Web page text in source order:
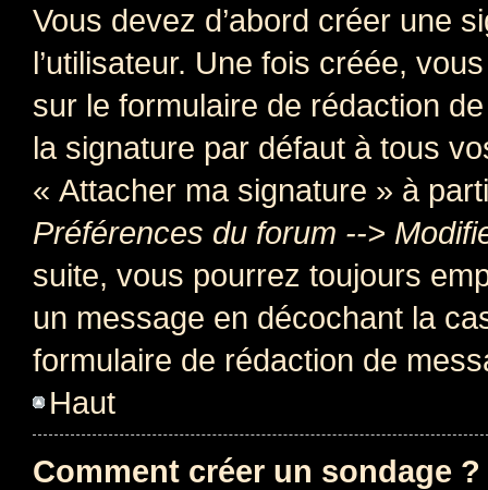
Vous devez d’abord créer une
l’utilisateur. Une fois créée,
sur le formulaire de rédaction
la signature par défaut à tous
« Attacher ma signature » à
Préférences du forum -->
suite, vous pourrez toujours
un message en décochant la
formulaire de rédaction de
Haut
Comment créer un sondage ?